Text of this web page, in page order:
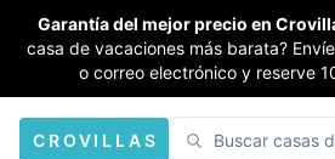
Garantía del mejor precio en
casa de vacaciones más barata?
o correo electrónico y reserve
CROVILLAS